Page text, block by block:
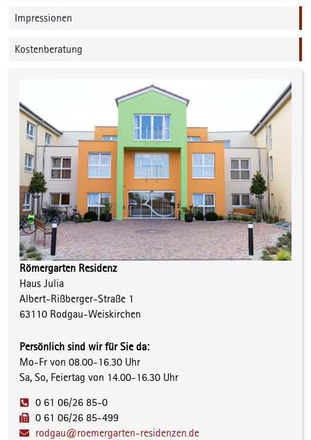
Impressionen
Kostenberatung
Römergarten Residenz
Haus Julia
Albert-Rißberger-Straße 1
63110 Rodgau-Weiskirchen
Persönlich sind wir für Sie da:
Mo-Fr von 08.00-16.30 Uhr
Sa, So, Feiertag von 14.00-16.30 Uhr
0 61 06/26 85-0
0 61 06/26 85-499
rodgau@roemergarten-residenzen.de